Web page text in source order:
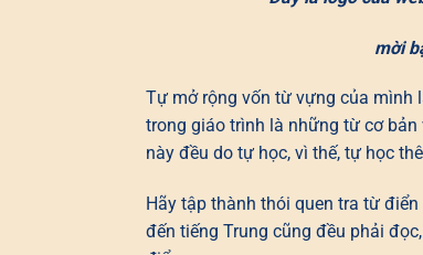
mời
Tự mở rộng vốn từ vựng của mình
trong giáo trình là những từ cơ
này đều do tự học, vì thế, tự học
Hãy tập thành thói quen tra từ
đến tiếng Trung cũng đều phải